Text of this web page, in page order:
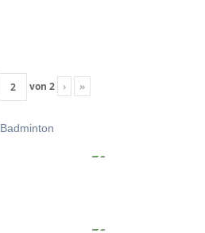
von 2 › »
Badminton